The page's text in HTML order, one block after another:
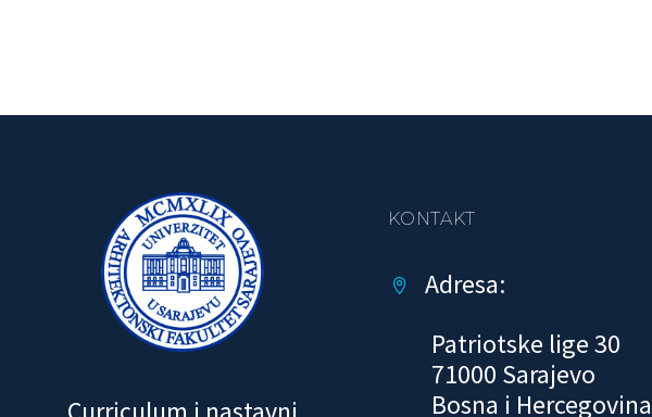
KONTAKT


Adresa:
Patriotske lige 30
71000 Sarajevo
Bosna i Hercegovina